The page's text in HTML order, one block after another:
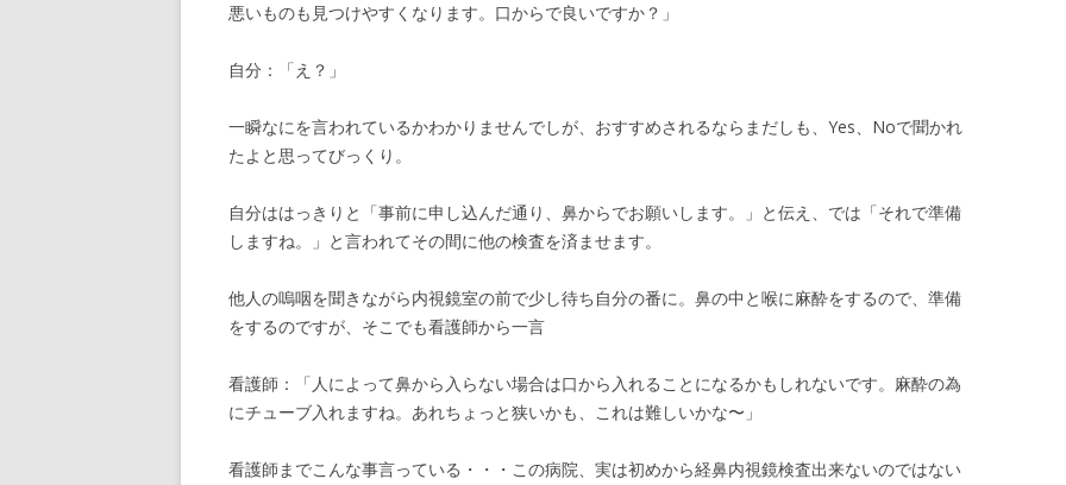
悪いものも見つけやすくなります。口からで良いですか？」
自分：「え？」
一瞬なにを言われているかわかりませんでしが、おすすめされるならまだしも、Yes、Noで聞かれ
たよと思ってびっくり。
自分ははっきりと「事前に申し込んだ通り、鼻からでお願いします。」と伝え、では「それで準備
しますね。」と言われてその間に他の検査を済ませます。
他人の嗚咽を聞きながら内視鏡室の前で少し待ち自分の番に。鼻の中と喉に麻酔をするので、準備
をするのですが、そこでも看護師から一言
看護師：「人によって鼻から入らない場合は口から入れることになるかもしれないです。麻酔の為
にチューブ入れますね。あれちょっと狭いかも、これは難しいかな〜」
看護師までこんな事言っている・・・この病院、実は初めから経鼻内視鏡検査出来ないのではない